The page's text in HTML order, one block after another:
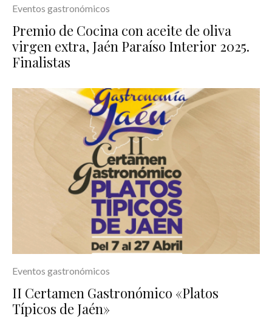
Eventos gastronómicos
Premio de Cocina con aceite de oliva
virgen extra, Jaén Paraíso Interior 2025.
Finalistas
Eventos gastronómicos
II Certamen Gastronómico «Platos
Típicos de Jaén»